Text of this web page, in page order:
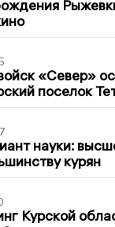
«Север»
поселок
науки:
курян
Курской